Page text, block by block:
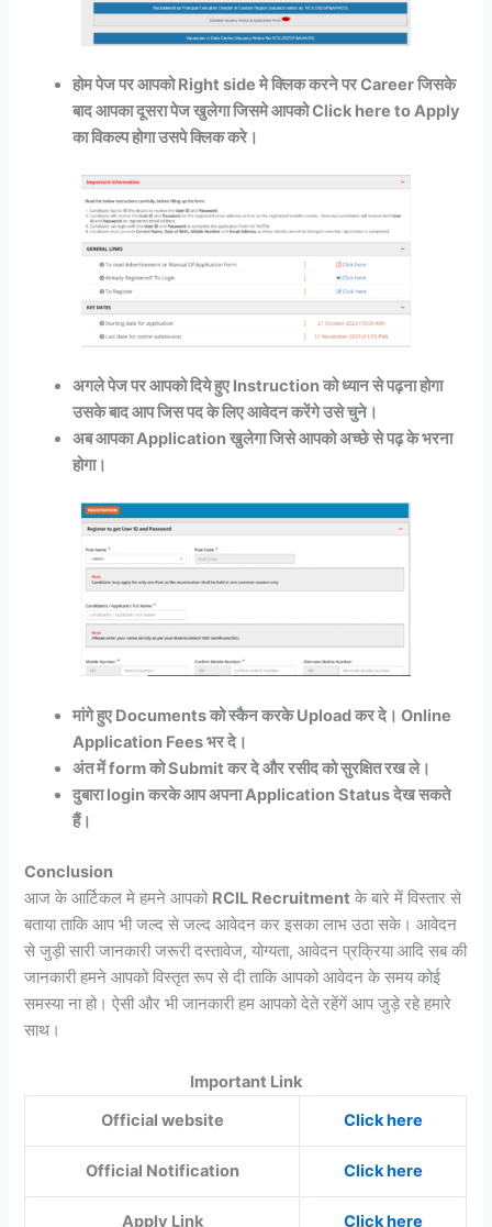
होम पेज पर आपको Right side मे क्लिक करने पर Careerजिसके
बाद आपका दूसरा पेज खुलेगा जिसमे आपको Click here to Apply
का विकल्प होगा उसपे क्लिक करे।
अगले पेज पर आपको दिये हुए Instruction को ध्यान से पढ़ना होगा
उसके बाद आप जिस पद के लिए आवेदन करेंगे उसे चुने।
अब आपका Application खुलेगा जिसे आपको अच्छे से पढ़ के भरना
होगा।
मांगे हुए Documents को स्कैन करके Upload कर दे। Online
Application Fees भर दे।
अंत में form को Submit कर दे और रसीद को सुरक्षित रख ले।
दुबारा login करके आप अपना Application Status देख सकते
हैं।
Conclusion
आज के आर्टिकल मे हमने आपको RCIL Recruitment के बारे में विस्तार से
बताया ताकि आप भी जल्द से जल्द आवेदन कर इसका लाभ उठा सके। आवेदन
से जुड़ी सारी जानकारी जरूरी दस्तावेज, योग्यता, आवेदन प्रक्रिया आदि सब की
जानकारी हमने आपको विस्तृत रूप से दी ताकि आपको आवेदन के समय कोई
समस्या ना हो। ऐसी और भी जानकारी हम आपको देते रहेंगें आप जुड़े रहे हमारे
साथ।
Important Link
Official website
Click here
Official Notification Click here
Apply Link Click here